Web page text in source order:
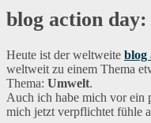
blog action
Heute ist der weltweite blog
weltweit zu einem Thema
Thema: Umwelt.
Auch ich habe mich vor ein
mich jetzt verpflichtet fühle